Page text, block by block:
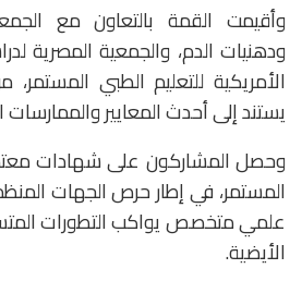
وأقيمت القمة بالتعاون مع
ودهنيات الدم، والجمعية المصرية
الأمريكية للتعليم الطبي
يستند إلى أحدث المعايير والممارسات
وحصل المشاركون على شهادات
المستمر، في إطار حرص الجهات
علمي متخصص يواكب التطورات
الأيضية.